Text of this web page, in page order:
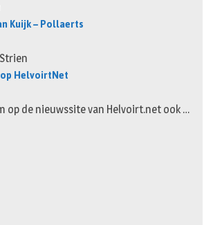
Kuijk – Pollaerts
HelvoirtNet
op de nieuwssite van Helvoirt.net ook …